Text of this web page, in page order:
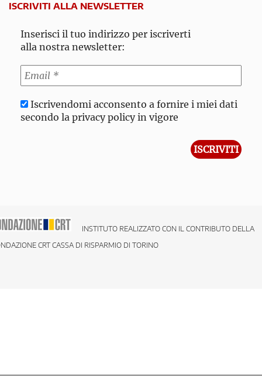
ISCRIVITI ALLA NEWSLETTER
Inserisci il tuo indirizzo per iscriverti
alla nostra newsletter:
Iscrivendomi acconsento a fornire i miei dati
secondo la privacy policy in vigore
INSTITUTO REALIZZATO CON IL CONTRIBUTO DELLA
CRT CASSA DI RISPARMIO DI TORINO